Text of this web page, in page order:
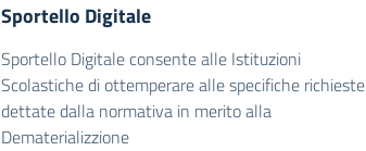
Sportello Digitale
Sportello Digitale consente alle Istituzioni
Scolastiche di ottemperare alle specifiche richieste
dettate dalla normativa in merito alla
Dematerializzione